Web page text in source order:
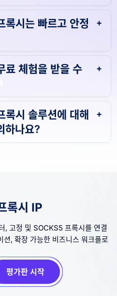
시는 빠르고 안정
체험을 받을 수
시 솔루션에 대해
하나요?
록시 IP
, 고정 및 SOCKS5 프록시를 연결
, 확장 가능한 비즈니스 워크플로
평가판 시작